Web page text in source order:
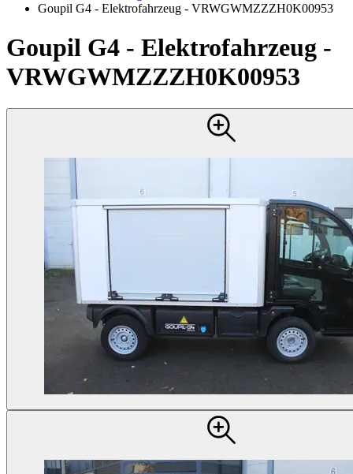
Goupil G4 - Elektrofahrzeug - VRWGWMZZZH0K00953
Goupil G4 - Elektrofahrzeug -
VRWGWMZZZH0K00953